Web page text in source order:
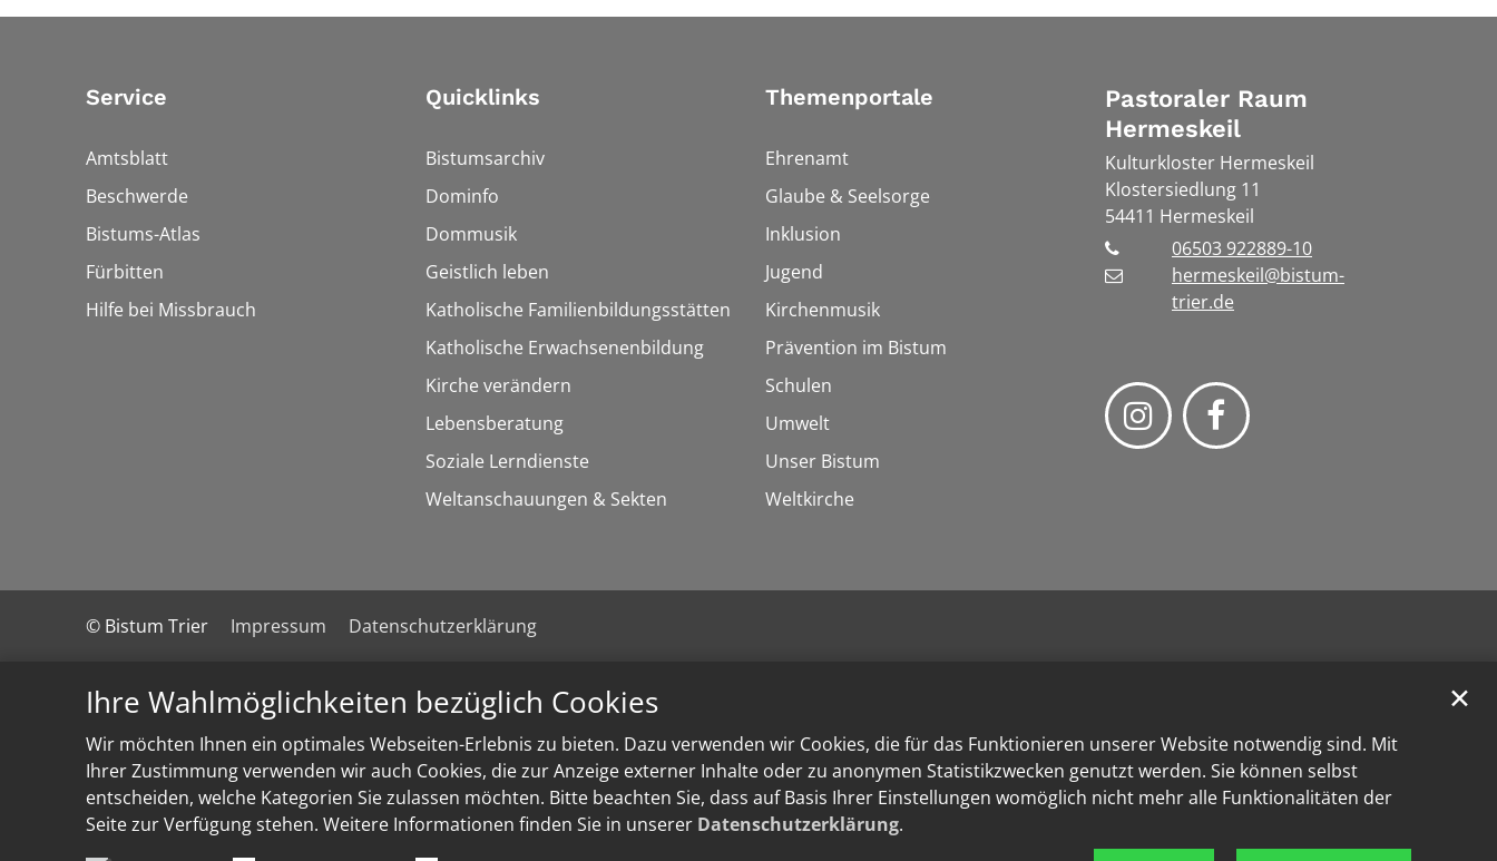
Ihre Wahlmöglichkeiten bezüglich Cookies
Wir möchten Ihnen ein optimales Webseiten-Erlebnis zu bieten. Dazu verwenden wir Cookies, die für das Funktionieren unserer Website notwendig sind. Mit
Ihrer Zustimmung verwenden wir auch Cookies, die zur Anzeige externer Inhalte oder zu anonymen Statistikzwecken genutzt werden. Sie können selbst
entscheiden, welche Kategorien Sie zulassen möchten. Bitte beachten Sie, dass auf Basis Ihrer Einstellungen womöglich nicht mehr alle Funktionalitäten der
Seite zur Verfügung stehen. Weitere Informationen finden Sie in unserer Datenschutzerklärung.
✕
Service
Amtsblatt
Beschwerde
Bistums-Atlas
Fürbitten
Hilfe bei Missbrauch
Quicklinks
Bistumsarchiv
Dominfo
Dommusik
Geistlich leben
Katholische Familienbildungsstätten
Katholische Erwachsenenbildung
Kirche verändern
Lebensberatung
Soziale Lerndienste
Weltanschauungen & Sekten
Themenportale
Ehrenamt
Glaube & Seelsorge
Inklusion
Jugend
Kirchenmusik
Prävention im Bistum
Schulen
Umwelt
Unser Bistum
Weltkirche
Pastoraler Raum
Hermeskeil
Kulturkloster Hermeskeil
Klostersiedlung 11
54411 Hermeskeil
06503 922889-10
hermeskeil@bistum-
trier.de
© Bistum Trier Impressum Datenschutzerklärung